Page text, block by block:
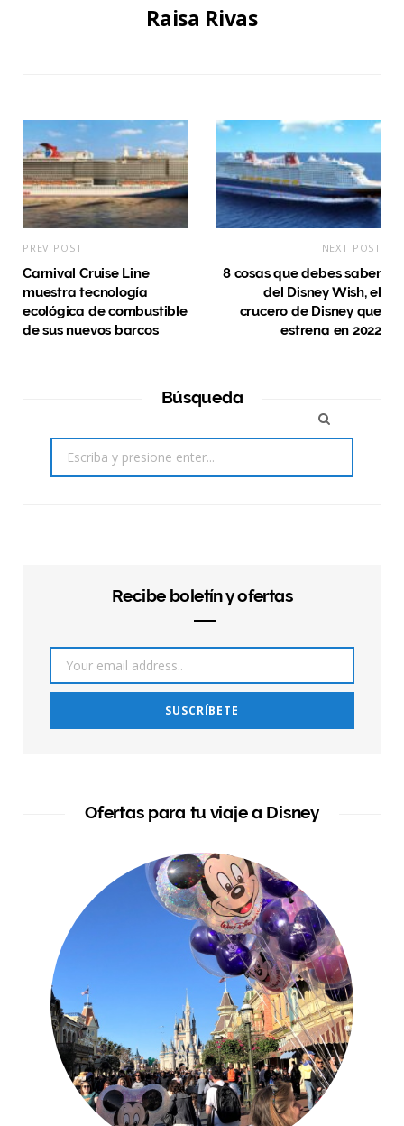
Raisa Rivas
PREV POST
Carnival Cruise Line
muestra tecnología
ecológica de combustible
de sus nuevos barcos
NEXT POST
8 cosas que debes saber
del Disney Wish, el
crucero de Disney que
estrena en 2022
Búsqueda
for:
Recibe boletín y ofertas
Ofertas para tu viaje a Disney